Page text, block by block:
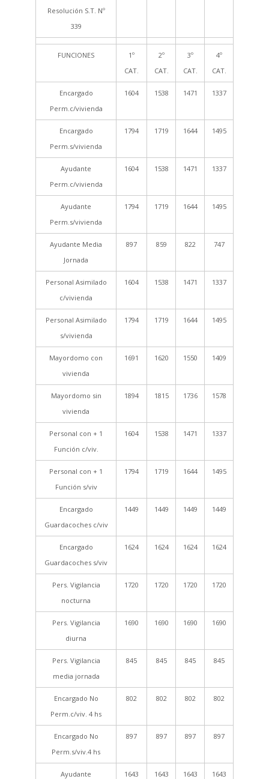
Resolución S.T. Nº
339
FUNCIONES
1º
CAT.
2º
CAT.
3º
CAT.
4º
CAT.
Encargado
Perm.c/vivienda
1604 1538 1471 1337
Encargado
Perm.s/vivienda
1794 1719 1644 1495
Ayudante
Perm.c/vivienda
1604 1538 1471 1337
Ayudante
Perm.s/vivienda
1794 1719 1644 1495
Ayudante Media
Jornada
897 859 822 747
Personal Asimilado
c/vivienda
1604 1538 1471 1337
Personal Asimilado
s/vivienda
1794 1719 1644 1495
Mayordomo con
vivienda
1691 1620 1550 1409
Mayordomo sin
vivienda
1894 1815 1736 1578
Personal con + 1
Función c/viv.
1604 1538 1471 1337
Personal con + 1
Función s/viv
1794 1719 1644 1495
Encargado
Guardacoches c/viv
1449 1449 1449 1449
Encargado
Guardacoches s/viv
1624 1624 1624 1624
Pers. Vigilancia
nocturna
1720 1720 1720 1720
Pers. Vigilancia
diurna
1690 1690 1690 1690
Pers. Vigilancia
media jornada
845 845 845 845
Encargado No
Perm.c/viv. 4 hs
802 802 802 802
Encargado No
Perm.s/viv.4 hs
897 897 897 897
Ayudante 1643 1643 1643 1643